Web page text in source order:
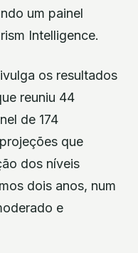
um painel
Intelligence.
os resultados
reuniu 44
de 174
que
dos níveis
dois anos, num
e